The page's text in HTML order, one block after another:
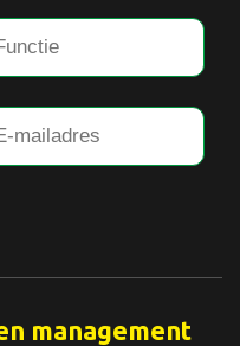
management